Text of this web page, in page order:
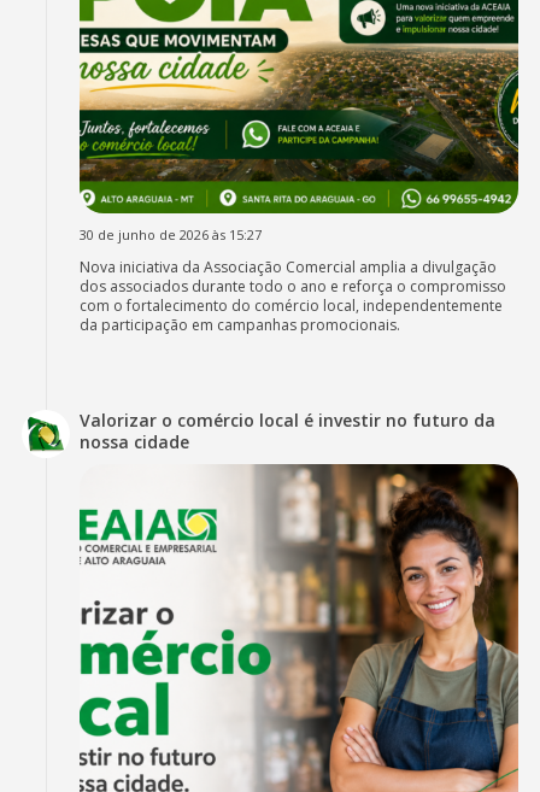
30 de junho de 2026 às 15:27
Nova iniciativa da Associação Comercial amplia a divulgação
dos associados durante todo o ano e reforça o compromisso
com o fortalecimento do comércio local, independentemente
da participação em campanhas promocionais.
Valorizar o comércio local é investir no futuro da
nossa cidade